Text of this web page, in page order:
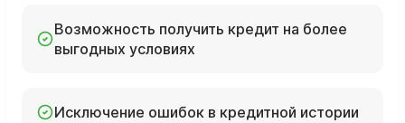
Возможность получить кредит на более
выгодных условиях
Исключение ошибок в кредитной истории